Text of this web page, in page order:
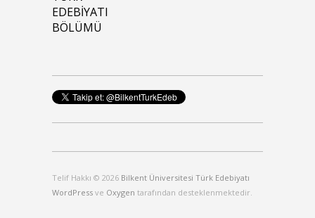
EDEBIYATI
BÖLÜMÜ
Telif Hakkı © 2026 Bilkent Üniversitesi Türk Edebiyatı
WordPress ve Oxygen tarafından desteklenmektedir.